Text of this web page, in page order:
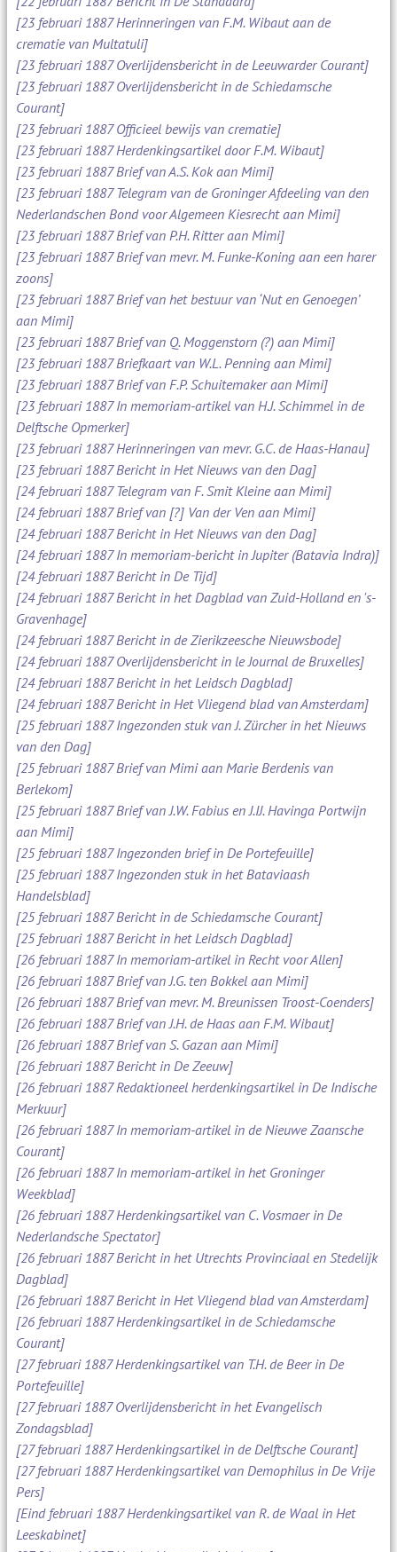
[23 februari 1887 Herinneringen van F.M. Wibaut aan de
crematie van Multatuli]
[23 februari 1887 Overlijdensbericht in de Leeuwarder Courant]
[23 februari 1887 Overlijdensbericht in de Schiedamsche
Courant]
[23 februari 1887 Officieel bewijs van crematie]
[23 februari 1887 Herdenkingsartikel door F.M. Wibaut]
[23 februari 1887 Brief van A.S. Kok aan Mimi]
[23 februari 1887 Telegram van de Groninger Afdeeling van den
Nederlandschen Bond voor Algemeen Kiesrecht aan Mimi]
[23 februari 1887 Brief van P.H. Ritter aan Mimi]
[23 februari 1887 Brief van mevr. M. Funke-Koning aan een harer
zoons]
[23 februari 1887 Brief van het bestuur van ‘Nut en Genoegen’
aan Mimi]
[23 februari 1887 Brief van Q. Moggenstorn (?) aan Mimi]
[23 februari 1887 Briefkaart van W.L. Penning aan Mimi]
[23 februari 1887 Brief van F.P. Schuitemaker aan Mimi]
[23 februari 1887 In memoriam-artikel van H.J. Schimmel in de
Delftsche Opmerker]
[23 februari 1887 Herinneringen van mevr. G.C. de Haas-Hanau]
[23 februari 1887 Bericht in Het Nieuws van den Dag]
[24 februari 1887 Telegram van F. Smit Kleine aan Mimi]
[24 februari 1887 Brief van [?] Van der Ven aan Mimi]
[24 februari 1887 Bericht in Het Nieuws van den Dag]
[24 februari 1887 In memoriam-bericht in Jupiter (Batavia Indra)]
[24 februari 1887 Bericht in De Tijd]
[24 februari 1887 Bericht in het Dagblad van Zuid-Holland en 's-
Gravenhage]
[24 februari 1887 Bericht in de Zierikzeesche Nieuwsbode]
[24 februari 1887 Overlijdensbericht in le Journal de Bruxelles]
[24 februari 1887 Bericht in het Leidsch Dagblad]
[24 februari 1887 Bericht in Het Vliegend blad van Amsterdam]
[25 februari 1887 Ingezonden stuk van J. Zürcher in het Nieuws
van den Dag]
[25 februari 1887 Brief van Mimi aan Marie Berdenis van
Berlekom]
[25 februari 1887 Brief van J.W. Fabius en J.IJ. Havinga Portwijn
aan Mimi]
[25 februari 1887 Ingezonden brief in De Portefeuille]
[25 februari 1887 Ingezonden stuk in het Bataviaash
Handelsblad]
[25 februari 1887 Bericht in de Schiedamsche Courant]
[25 februari 1887 Bericht in het Leidsch Dagblad]
[26 februari 1887 In memoriam-artikel in Recht voor Allen]
[26 februari 1887 Brief van J.G. ten Bokkel aan Mimi]
[26 februari 1887 Brief van mevr. M. Breunissen Troost-Coenders]
[26 februari 1887 Brief van J.H. de Haas aan F.M. Wibaut]
[26 februari 1887 Brief van S. Gazan aan Mimi]
[26 februari 1887 Bericht in De Zeeuw]
[26 februari 1887 Redaktioneel herdenkingsartikel in De Indische
Merkuur]
[26 februari 1887 In memoriam-artikel in de Nieuwe Zaansche
Courant]
[26 februari 1887 In memoriam-artikel in het Groninger
Weekblad]
[26 februari 1887 Herdenkingsartikel van C. Vosmaer in De
Nederlandsche Spectator]
[26 februari 1887 Bericht in het Utrechts Provinciaal en Stedelijk
Dagblad]
[26 februari 1887 Bericht in Het Vliegend blad van Amsterdam]
[26 februari 1887 Herdenkingsartikel in de Schiedamsche
Courant]
[27 februari 1887 Herdenkingsartikel van T.H. de Beer in De
Portefeuille]
[27 februari 1887 Overlijdensbericht in het Evangelisch
Zondagsblad]
[27 februari 1887 Herdenkingsartikel in de Delftsche Courant]
[27 februari 1887 Herdenkingsartikel van Demophilus in De Vrije
Pers]
[Eind februari 1887 Herdenkingsartikel van R. de Waal in Het
Leeskabinet]